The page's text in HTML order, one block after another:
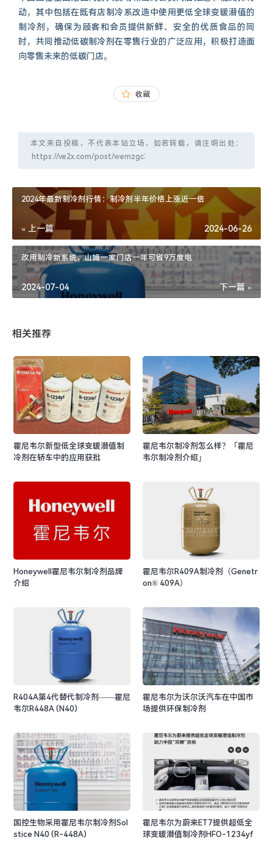
动，其中包括在既有店制冷系改造中使用更低全球变暖潜值的
制冷剂，确保为顾客和会员提供新鲜、安全的优质食品的同
时，共同推动低碳制冷剂在零售行业的广泛应用，积极打造面
向零售未来的低碳门店。
收藏
本文来自投稿，不代表本站立场，如若转载，请注明出处：
2024年最新制冷剂行情：制冷剂半年价格上涨近一倍
« 上一篇 2024-06-26
改用制冷新系统，山姆一家门店一年可省9万度电
下一篇 »
2024-07-04
相关推荐
霍尼韦尔新型低全球变暖潜值制
冷剂在轿车中的应用获批
霍尼韦尔制冷剂怎么样？「霍尼
韦尔制冷剂介绍」
Honeywell霍尼韦尔制冷剂品牌
介绍
霍尼韦尔R409A制冷剂（Genetr
on® 409A）
R404A第4代替代制冷剂——霍尼
韦尔R448A (N40)
霍尼韦尔为沃尔沃汽车在中国市
场提供环保制冷剂
国控生物采用霍尼韦尔制冷剂Sol
stice N40 (R-448A)
霍尼韦尔为蔚来ET7提供超低全
球变暖潜值制冷剂HFO-1234yf